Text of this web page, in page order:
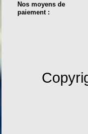
Nos moyens de
paiement :